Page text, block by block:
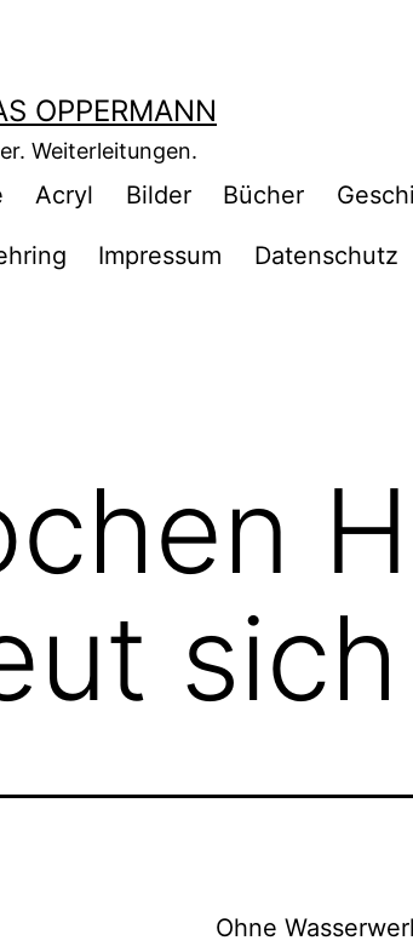
OPPERMANN
Weiterleitungen.
Acryl Bilder Bücher
Impressum Datenschutz
Ohne